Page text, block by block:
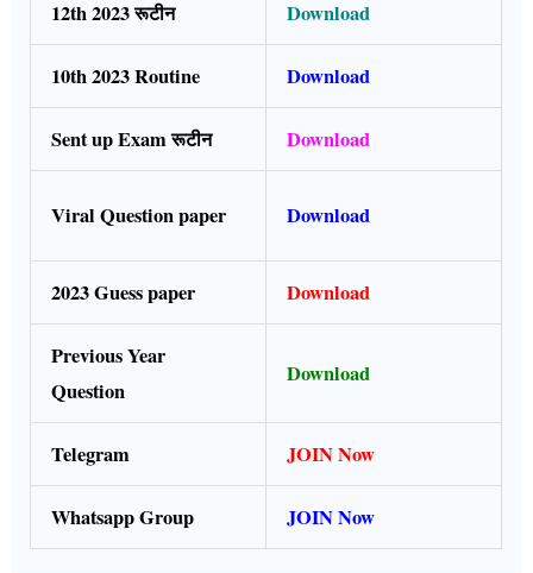
12th 2023 रूटीन Download
10th 2023 Routine Download
Sent up Exam रूटीन Download
Viral Question paper Download
2023 Guess paper Download
Previous Year
Question
Download
Telegram JOIN Now
Whatsapp Group JOIN Now